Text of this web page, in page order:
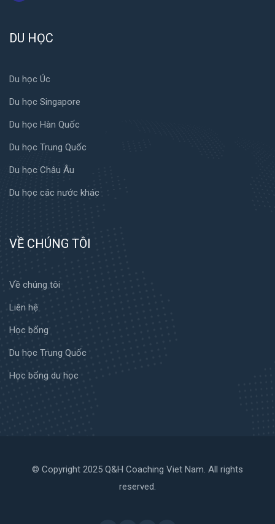
DU HỌC
Du học Úc
Du học Singapore
Du học Hàn Quốc
Du học Trung Quốc
Du học Châu Âu
Du học các nước khác
VỀ CHÚNG TÔI
Về chúng tôi
Liên hệ
Học bổng
Du học Trung Quốc
Học bổng du học
© Copyright 2025 Q&H Coaching Viet Nam. All rights
reserved.